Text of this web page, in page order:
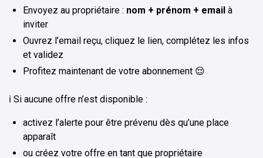
Envoyez au propriétaire : nom + prénom + email à
inviter
Ouvrez l’email reçu, cliquez le lien, complétez les infos
et validez
Profitez maintenant de votre abonnement 😌
ℹ️ Si aucune offre n’est disponible :
activez l’alerte pour être prévenu dès qu’une place
apparaît
ou créez votre offre en tant que propriétaire